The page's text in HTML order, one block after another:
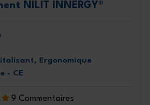
NILIT INNERGY®
Ergonomique
- CE
9 Commentaires